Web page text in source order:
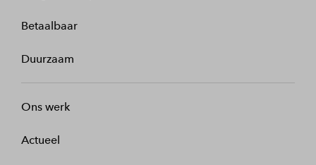
Betaalbaar
Duurzaam
Ons werk
Actueel